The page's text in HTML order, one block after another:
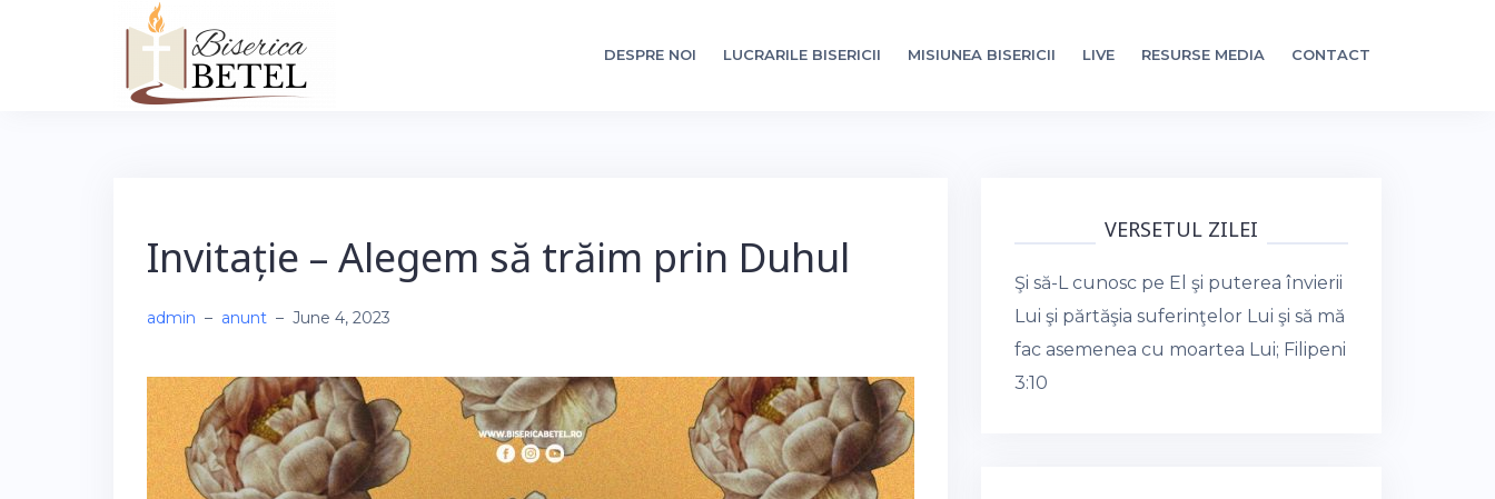
DESPRE NOI LUCRARILE BISERICII MISIUNEA BISERICII LIVE RESURSE MEDIA CONTACT
Invitație – Alegem să trăim prin Duhul
admin – anunt – June 4, 2023
VERSETUL ZILEI
Şi să-L cunosc pe El şi puterea învierii
Lui şi părtăşia suferinţelor Lui şi să mă
fac asemenea cu moartea Lui; Filipeni
3:10